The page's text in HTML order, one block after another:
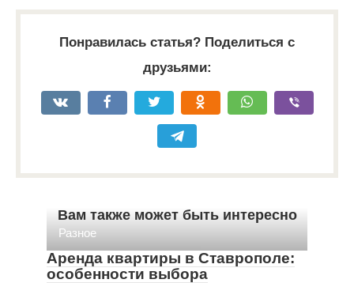
Понравилась статья? Поделиться с
друзьями:
Вам также может быть интересно
Разное
Аренда квартиры в Ставрополе:
особенности выбора